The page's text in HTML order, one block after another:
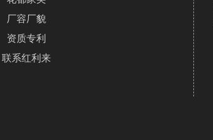
厂容厂貌
资质专利
联系红利来